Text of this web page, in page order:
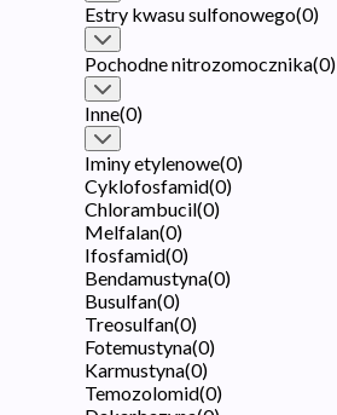
Estry kwasu sulfonowego(0)
Pochodne nitrozomocznika(0)
Inne(0)
Iminy etylenowe(0)
Cyklofosfamid(0)
Chlorambucil(0)
Melfalan(0)
Ifosfamid(0)
Bendamustyna(0)
Busulfan(0)
Treosulfan(0)
Fotemustyna(0)
Karmustyna(0)
Temozolomid(0)